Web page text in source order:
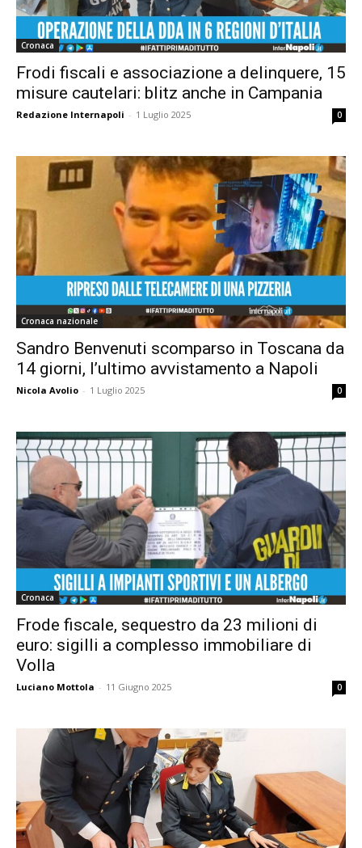
Cronaca
Frodi fiscali e associazione a delinquere, 15
misure cautelari: blitz anche in Campania
Redazione Internapoli - 1 Luglio 2025 0
Cronaca nazionale
Sandro Benvenuti scomparso in Toscana da
14 giorni, l’ultimo avvistamento a Napoli
Nicola Avolio - 1 Luglio 2025 0
Cronaca
Frode fiscale, sequestro da 23 milioni di
euro: sigilli a complesso immobiliare di
Volla
Luciano Mottola - 11 Giugno 2025 0